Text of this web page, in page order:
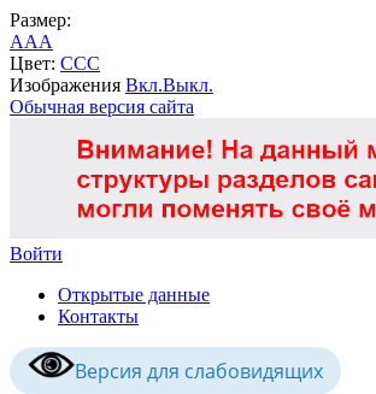
Размер:
AAA
Цвет: CCC
Изображения Вкл.Выкл.
Обычная версия сайта
Войти
Открытые данные
Контакты
Версия для слабовидящих